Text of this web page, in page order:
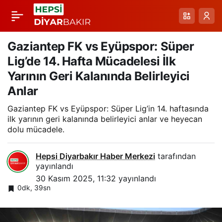
Gaziantep FK vs Eyüpspor: Süper
Lig’de 14. Hafta Mücadelesi İlk
Yarının Geri Kalanında Belirleyici
Anlar
Gaziantep FK vs Eyüpspor: Süper Lig’in 14. haftasında
ilk yarının geri kalanında belirleyici anlar ve heyecan
dolu mücadele.
Hepsi Diyarbakır Haber Merkezi tarafından
yayınlandı
30 Kasım 2025, 11:32 yayınlandı
0dk, 39sn
Erzurumspor FK’den
Net Galibiyet:
Özbalta’dan
Açıklamalar ve
Gözlemler
Paylaş